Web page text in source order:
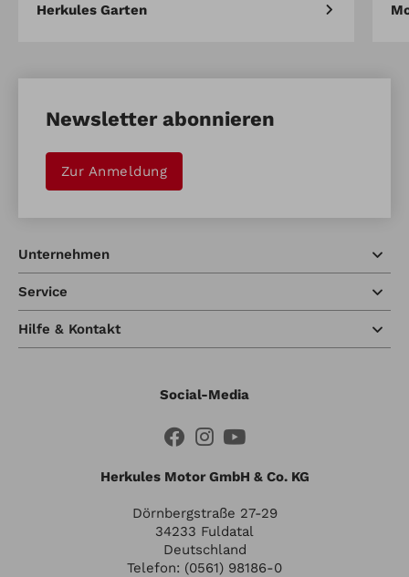
Herkules Garten
Newsletter abonnieren
Zur Anmeldung
Unternehmen
Service
Hilfe & Kontakt
Social-Media
Herkules Motor GmbH & Co. KG
Dörnbergstraße 27-29
34233 Fuldatal
Deutschland
Telefon: (0561) 98186-0